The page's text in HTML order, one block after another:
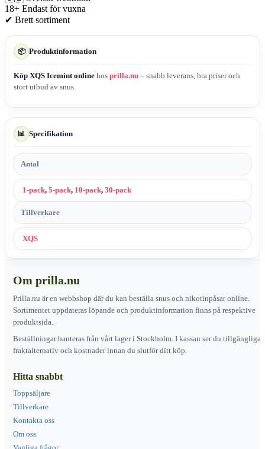
18+ Endast för vuxna
✔ Brett sortiment
📦 Produktinformation
Köp XQS Icemint online hos prilla.nu – snabb leverans, bra priser och
stort utbud av snus.
📊 Specifikation
Antal
1-pack, 5-pack, 10-pack, 30-pack
Tillverkare
XQS
Om prilla.nu
Prilla.nu är en webbshop där du kan beställa snus och nikotinpåsar online.
Sortimentet uppdateras löpande och produktinformation finns på respektive
produktsida.
Beställningar hanteras från vårt lager i Stockholm. I kassan ser du tillgängliga
fraktalternativ och kostnader innan du slutför ditt köp.
Hitta snabbt
Toppsäljare
Tillverkare
Kontakta oss
Om oss